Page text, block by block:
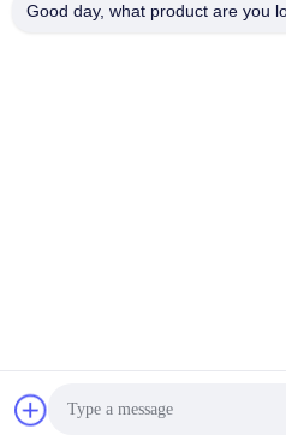
86-133-8280-7820
Good day, what product are you